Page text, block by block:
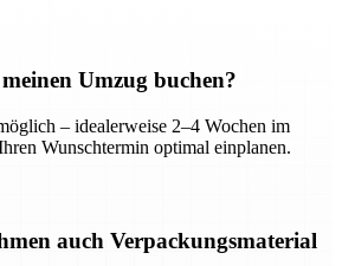
Umzug buchen?
– idealerweise 2–4 Wochen im
Wunschtermin optimal einplanen.
auch Verpackungsmaterial